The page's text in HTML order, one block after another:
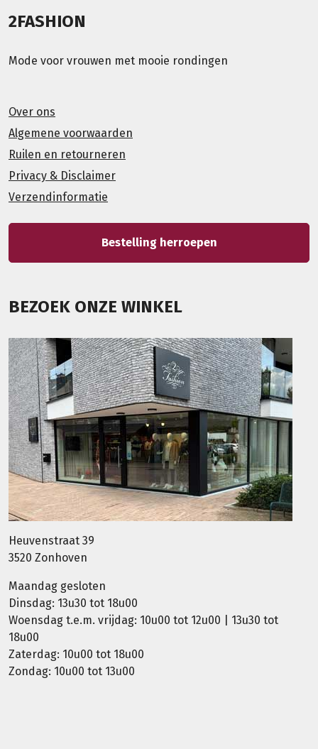
2FASHION
Mode voor vrouwen met mooie rondingen
Over ons
Algemene voorwaarden
Ruilen en retourneren
Privacy & Disclaimer
Verzendinformatie
Bestelling herroepen
BEZOEK ONZE WINKEL
Heuvenstraat 39
3520 Zonhoven
Maandag gesloten
Dinsdag: 13u30 tot 18u00
Woensdag t.e.m. vrijdag: 10u00 tot 12u00 | 13u30 tot
18u00
Zaterdag: 10u00 tot 18u00
Zondag: 10u00 tot 13u00